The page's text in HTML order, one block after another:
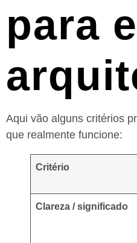
para
Aqui vão alguns critérios
que realmente funcione:
Critério
Clareza / significado